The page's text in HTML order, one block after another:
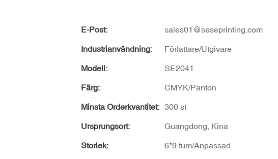
E-Post: sales01@seseprinting.com
Industrianvändning: Författare/Utgivare
Modell: SE2041
Färg: CMYK/Panton
Minsta Orderkvantitet: 300 st
Ursprungsort: Guangdong, Kina
Storlek: 6*9 tum/Anpassad